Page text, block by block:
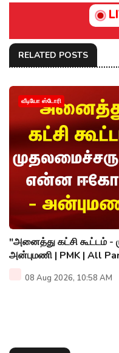
RELATED POSTS
வீடியோ ஸ்டோரி
"அனைத்து கட்சி கூட்டம்
அன்புமணி | PMK | All
08 Aug 2026, 10:58 AM